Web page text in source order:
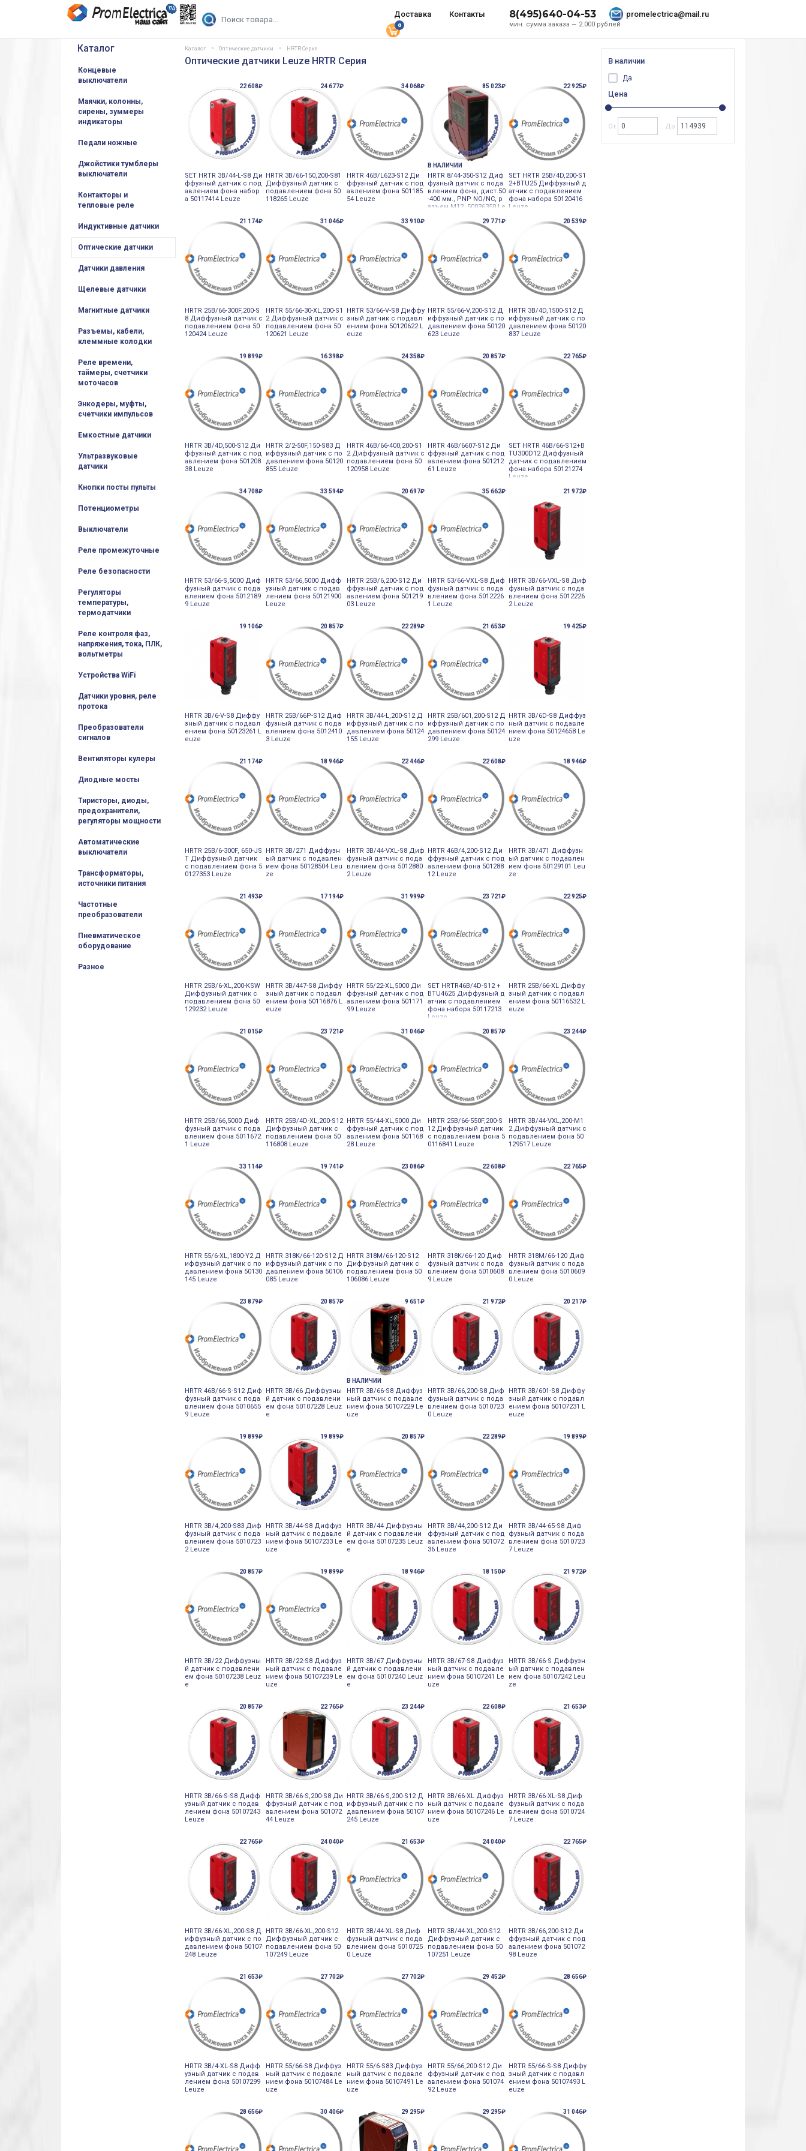
Доставка Контакты
мин. сумма заказа — 2.000 рублей
8(495)640-04-53 promelectrica@mail.ru
0
Каталог
Концевые
выключатели
Маячки, колонны,
сирены, зуммеры
индикаторы
Педали ножные
Джойстики тумблеры
выключатели
Контакторы и
тепловые реле
Индуктивные датчики
Оптические датчики
Датчики давления
Щелевые датчики
Магнитные датчики
Разъемы, кабели,
клеммные колодки
Реле времени,
таймеры, счетчики
моточасов
Энкодеры, муфты,
счетчики импульсов
Емкостные датчики
Ультразвуковые
датчики
Кнопки посты пульты
Потенциометры
Выключатели
Реле промежуточные
Реле безопасности
Регуляторы
температуры,
термодатчики
Реле контроля фаз,
напряжения, тока, ПЛК,
вольтметры
Устройства WiFi
Датчики уровня, реле
протока
Преобразователи
сигналов
Вентиляторы кулеры
Диодные мосты
Тиристоры, диоды,
предохранители,
регуляторы мощности
Автоматические
выключатели
Трансформаторы,
источники питания
Частотные
преобразователи
Пневматическое
оборудование
Разное
Каталог Оптические датчики HRTR Серия
Оптические датчики Leuze HRTR Серия
22 608₽
SET HRTR 3B/44-L-S8 Ди
ффузный датчик с под
авлением фона набор
а 50117414 Leuze
24 677₽
HRTR 3B/66-150,200-S81
Диффузный датчик с
подавлением фона 50
118265 Leuze
34 068₽
HRTR 46B/L623-S12 Ди
ффузный датчик с под
авлением фона 501185
54 Leuze
85 023₽
В НАЛИЧИИ
HRTR 8/44-350-S12 Диф
фузный датчик с пода
влением фона, дист.50
-400 мм., PNP NO/NC, р
азъем М12, 50036350 Le
22 925₽
SET HRTR 25B/4D,200-S1
2+BTU25 Диффузный д
атчик с подавлением
фона набора 50120416
Leuze
21 174₽
HRTR 25B/66-300F,200-S
8 Диффузный датчик с
подавлением фона 50
120424 Leuze
31 046₽
HRTR 55/66-30-XL,200-S1
2 Диффузный датчик с
подавлением фона 50
120621 Leuze
33 910₽
HRTR 53/66-V-S8 Диффу
зный датчик с подавл
ением фона 50120622 L
euze
29 771₽
HRTR 55/66-V,200-S12 Д
иффузный датчик с по
давлением фона 50120
623 Leuze
20 539₽
HRTR 3B/4D,1500-S12 Д
иффузный датчик с по
давлением фона 50120
837 Leuze
19 899₽
HRTR 3B/4D,500-S12 Ди
ффузный датчик с под
авлением фона 501208
38 Leuze
16 398₽
HRTR 2/2-50F,150-S83 Д
иффузный датчик с по
давлением фона 50120
855 Leuze
24 358₽
HRTR 46B/66-400,200-S1
2 Диффузный датчик с
подавлением фона 50
120958 Leuze
20 857₽
HRTR 46B/6607-S12 Ди
ффузный датчик с под
авлением фона 501212
61 Leuze
22 765₽
SET HRTR 46B/66-S12+B
TU300D12 Диффузный
датчик с подавлением
фона набора 50121274
Leuze
34 708₽
HRTR 53/66-S,5000 Диф
фузный датчик с пода
влением фона 5012189
9 Leuze
33 594₽
HRTR 53/66,5000 Дифф
узный датчик с подав
лением фона 50121900
Leuze
20 697₽
HRTR 25B/6,200-S12 Ди
ффузный датчик с под
авлением фона 501219
03 Leuze
35 662₽
HRTR 53/66-VXL-S8 Диф
фузный датчик с пода
влением фона 5012226
1 Leuze
21 972₽
HRTR 3B/66-VXL-S8 Диф
фузный датчик с пода
влением фона 5012226
2 Leuze
19 106₽
HRTR 3B/6-V-S8 Диффу
зный датчик с подавл
ением фона 50123261 L
euze
20 857₽
HRTR 25B/66P-S12 Диф
фузный датчик с пода
влением фона 5012410
3 Leuze
22 289₽
HRTR 3B/44-L,200-S12 Д
иффузный датчик с по
давлением фона 50124
155 Leuze
21 653₽
HRTR 25B/601,200-S12 Д
иффузный датчик с по
давлением фона 50124
299 Leuze
19 425₽
HRTR 3B/6D-S8 Диффуз
ный датчик с подавле
нием фона 50124658 Le
uze
21 174₽
HRTR 25B/6-300F, 650-JS
T Диффузный датчик
с подавлением фона 5
0127353 Leuze
18 946₽
HRTR 3B/271 Диффузн
ый датчик с подавлен
ием фона 50128504 Leu
ze
22 446₽
HRTR 3B/44-VXL-S8 Диф
фузный датчик с пода
влением фона 5012880
2 Leuze
22 608₽
HRTR 46B/4,200-S12 Ди
ффузный датчик с под
авлением фона 501288
12 Leuze
18 946₽
HRTR 3B/471 Диффузн
ый датчик с подавлен
ием фона 50129101 Leu
ze
21 493₽
HRTR 25B/6-XL,200-KSW
Диффузный датчик с
подавлением фона 50
129232 Leuze
17 194₽
HRTR 3B/447-S8 Диффу
зный датчик с подавл
ением фона 50116876 L
euze
31 999₽
HRTR 55/22-XL,5000 Ди
ффузный датчик с под
авлением фона 501171
99 Leuze
23 721₽
SET HRTR46B/4D-S12 +
BTU4625 Диффузный д
атчик с подавлением
фона набора 50117213
Leuze
22 925₽
HRTR 25B/66-XL Диффу
зный датчик с подавл
ением фона 50116532 L
euze
21 015₽
HRTR 25B/66,5000 Диф
фузный датчик с пода
влением фона 5011672
1 Leuze
23 721₽
HRTR 25B/4D-XL,200-S12
Диффузный датчик с
подавлением фона 50
116808 Leuze
31 046₽
HRTR 55/44-XL,5000 Ди
ффузный датчик с под
авлением фона 501168
28 Leuze
20 857₽
HRTR 25B/66-550F,200-S
12 Диффузный датчик
с подавлением фона 5
0116841 Leuze
23 244₽
HRTR 3B/44-VXL,200-M1
2 Диффузный датчик с
подавлением фона 50
129517 Leuze
33 114₽
HRTR 55/6-XL,1800-Y2 Д
иффузный датчик с по
давлением фона 50130
145 Leuze
19 741₽
HRTR 318K/66-120-S12 Д
иффузный датчик с по
давлением фона 50106
085 Leuze
23 086₽
HRTR 318M/66-120-S12
Диффузный датчик с
подавлением фона 50
106086 Leuze
22 608₽
HRTR 318K/66-120 Диф
фузный датчик с пода
влением фона 5010608
9 Leuze
22 765₽
HRTR 318M/66-120 Диф
фузный датчик с пода
влением фона 5010609
0 Leuze
23 879₽
HRTR 46B/66-S-S12 Диф
фузный датчик с пода
влением фона 5010655
9 Leuze
20 857₽
HRTR 3B/66 Диффузны
й датчик с подавлени
ем фона 50107228 Leuz
e
9 651₽
В НАЛИЧИИ
HRTR 3B/66-S8 Диффуз
ный датчик с подавле
нием фона 50107229 Le
uze
21 972₽
HRTR 3B/66,200-S8 Диф
фузный датчик с пода
влением фона 5010723
0 Leuze
20 217₽
HRTR 3B/601-S8 Диффу
зный датчик с подавл
ением фона 50107231 L
euze
19 899₽
HRTR 3B/4,200-S83 Диф
фузный датчик с пода
влением фона 5010723
2 Leuze
19 899₽
HRTR 3B/44-S8 Диффуз
ный датчик с подавле
нием фона 50107233 Le
uze
20 857₽
HRTR 3B/44 Диффузны
й датчик с подавлени
ем фона 50107235 Leuz
e
22 289₽
HRTR 3B/44,200-S12 Ди
ффузный датчик с под
авлением фона 501072
36 Leuze
19 899₽
HRTR 3B/44-65-S8 Диф
фузный датчик с пода
влением фона 5010723
7 Leuze
20 857₽
HRTR 3B/22 Диффузны
й датчик с подавлени
ем фона 50107238 Leuz
e
19 899₽
HRTR 3B/22-S8 Диффуз
ный датчик с подавле
нием фона 50107239 Le
uze
18 946₽
HRTR 3B/67 Диффузны
й датчик с подавлени
ем фона 50107240 Leuz
e
18 150₽
HRTR 3B/67-S8 Диффуз
ный датчик с подавле
нием фона 50107241 Le
uze
21 972₽
HRTR 3B/66-S Диффузн
ый датчик с подавлен
ием фона 50107242 Leu
ze
20 857₽
HRTR 3B/66-S-S8 Дифф
узный датчик с подав
лением фона 50107243
Leuze
22 765₽
HRTR 3B/66-S,200-S8 Ди
ффузный датчик с под
авлением фона 501072
44 Leuze
23 244₽
HRTR 3B/66-S,200-S12 Д
иффузный датчик с по
давлением фона 50107
245 Leuze
22 608₽
HRTR 3B/66-XL Диффуз
ный датчик с подавле
нием фона 50107246 Le
uze
21 653₽
HRTR 3B/66-XL-S8 Диф
фузный датчик с пода
влением фона 5010724
7 Leuze
22 765₽
HRTR 3B/66-XL,200-S8 Д
иффузный датчик с по
давлением фона 50107
248 Leuze
24 040₽
HRTR 3B/66-XL,200-S12
Диффузный датчик с
подавлением фона 50
107249 Leuze
21 653₽
HRTR 3B/44-XL-S8 Диф
фузный датчик с пода
влением фона 5010725
0 Leuze
24 040₽
HRTR 3B/44-XL,200-S12
Диффузный датчик с
подавлением фона 50
107251 Leuze
22 765₽
HRTR 3B/66,200-S12 Ди
ффузный датчик с под
авлением фона 501072
98 Leuze
21 653₽
HRTR 3B/4-XL-S8 Дифф
узный датчик с подав
лением фона 50107299
Leuze
27 702₽
HRTR 55/66-S8 Диффуз
ный датчик с подавле
нием фона 50107484 Le
uze
27 702₽
HRTR 55/6-S83 Диффуз
ный датчик с подавле
нием фона 50107491 Le
uze
29 452₽
HRTR 55/66,200-S12 Ди
ффузный датчик с под
авлением фона 501074
92 Leuze
28 656₽
HRTR 55/66-S-S8 Диффу
зный датчик с подавл
ением фона 50107493 L
euze
28 656₽ 30 406₽ 29 295₽ 29 295₽ 31 046₽
В наличии
Да
Цена
От До